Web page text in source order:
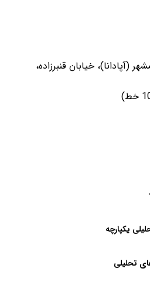
(آپادانا)، خیابان قنبرزاده،
یکپارچه
تحلیلی